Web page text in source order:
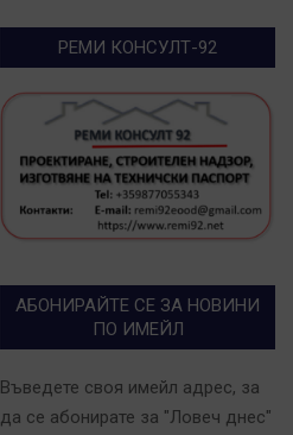
РЕМИ КОНСУЛТ-92
АБОНИРАЙТЕ СЕ ЗА НОВИНИ
ПО ИМЕЙЛ
Въведете своя имейл адрес, за
да се абонирате за "Ловеч днес"